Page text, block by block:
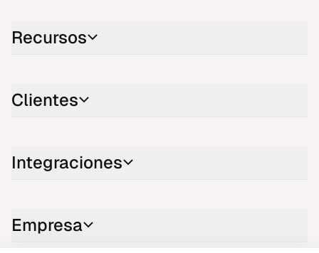
Recursos
Clientes
Integraciones
Empresa